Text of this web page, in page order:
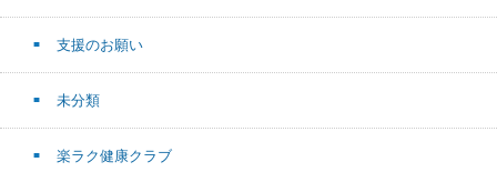
支援のお願い
未分類
楽ラク健康クラブ